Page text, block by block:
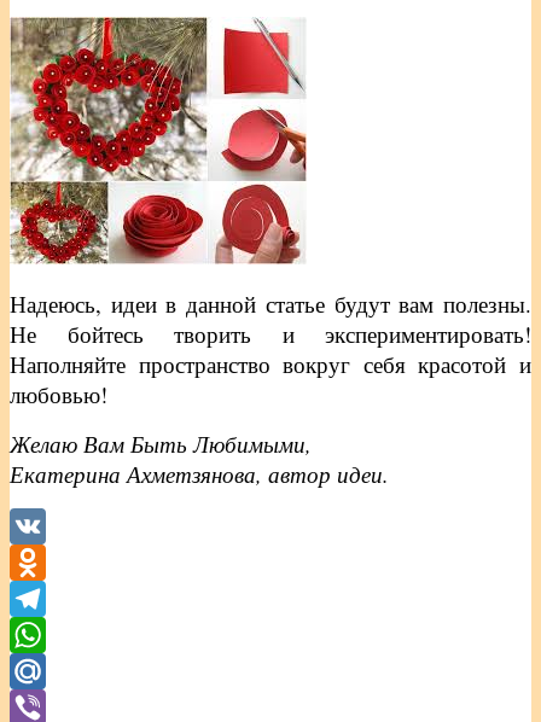
Надеюсь, идеи в данной статье будут вам полезны.
Не бойтесь творить и экспериментировать!
Наполняйте пространство вокруг себя красотой и
любовью!
Желаю Вам Быть Любимыми,
Екатерина Ахметзянова, автор идеи.
VK
Odnoklassniki
Telegram
WhatsApp
Mail.Ru